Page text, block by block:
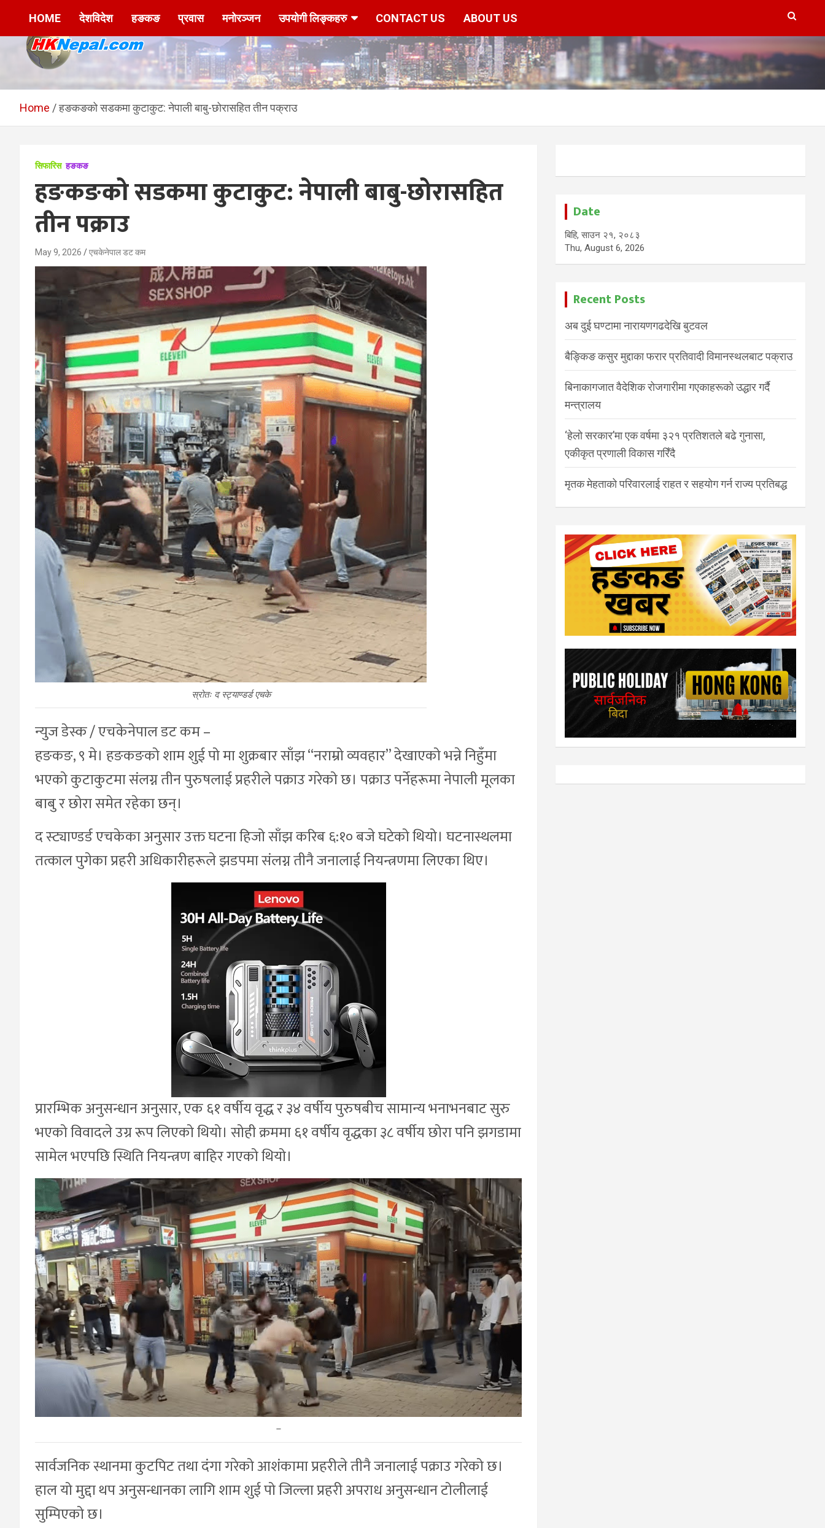
HKNepal.com –
हङकङबाट सञ्चालित पहिलो
नेपाली अनलाईन पत्रिका
hknepal, hknepal.com, hk nepal, hk nepal com
HOME देशविदेश हङकङ प्रवास मनोरञ्जन उपयोगी लिङ्कहरु CONTACT US ABOUT US
Home हङकङको सडकमा कुटाकुट: नेपाली बाबु-छोरासहित तीन पक्राउ
सिफारिस हङकङ
हङकङको सडकमा कुटाकुट: नेपाली बाबु-छोरासहित
तीन पक्राउ
May 9, 2026 एचकेनेपाल डट कम
स्रोतः द स्ट्याण्डर्ड एचके
न्युज डेस्क / एचकेनेपाल डट कम –
हङकङ, ९ मे। हङकङको शाम शुई पो मा शुक्रबार साँझ “नराम्रो व्यवहार” देखाएको भन्ने निहुँमा
भएको कुटाकुटमा संलग्न तीन पुरुषलाई प्रहरीले पक्राउ गरेको छ। पक्राउ पर्नेहरूमा नेपाली मूलका
बाबु र छोरा समेत रहेका छन्।
द स्ट्याण्डर्ड एचकेका अनुसार उक्त घटना हिजो साँझ करिब ६:१० बजे घटेको थियो। घटनास्थलमा
तत्काल पुगेका प्रहरी अधिकारीहरूले झडपमा संलग्न तीनै जनालाई नियन्त्रणमा लिएका थिए।
प्रारम्भिक अनुसन्धान अनुसार, एक ६१ वर्षीय वृद्ध र ३४ वर्षीय पुरुषबीच सामान्य भनाभनबाट सुरु
भएको विवादले उग्र रूप लिएको थियो। सोही क्रममा ६१ वर्षीय वृद्धका ३८ वर्षीय छोरा पनि झगडामा
सामेल भएपछि स्थिति नियन्त्रण बाहिर गएको थियो।
–
सार्वजनिक स्थानमा कुटपिट तथा दंगा गरेको आशंकामा प्रहरीले तीनै जनालाई पक्राउ गरेको छ।
हाल यो मुद्दा थप अनुसन्धानका लागि शाम शुई पो जिल्ला प्रहरी अपराध अनुसन्धान टोलीलाई
सुम्पिएको छ।
Date
बिहि, साउन २१, २०८३
Thu, August 6, 2026
Recent Posts
अब दुई घण्टामा नारायणगढदेखि बुटवल
बैङ्किङ कसुर मुद्दाका फरार प्रतिवादी विमानस्थलबाट पक्राउ
बिनाकागजात वैदेशिक रोजगारीमा गएकाहरूको उद्धार गर्दै
मन्त्रालय
‘हेलो सरकार’मा एक वर्षमा ३२१ प्रतिशतले बढे गुनासा,
एकीकृत प्रणाली विकास गरिँदै
मृतक मेहताको परिवारलाई राहत र सहयोग गर्न राज्य प्रतिबद्ध